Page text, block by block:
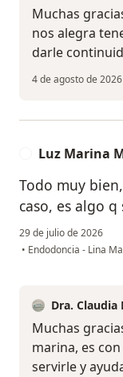
Muchas
nos alegra
darle
4 de agosto de 2026
Luz Marina
Todo muy
caso, es algo
29 de julio de 2026
• Endodoncia - Lina
Dra. Claudia
Muchas
marina, es
servirle y